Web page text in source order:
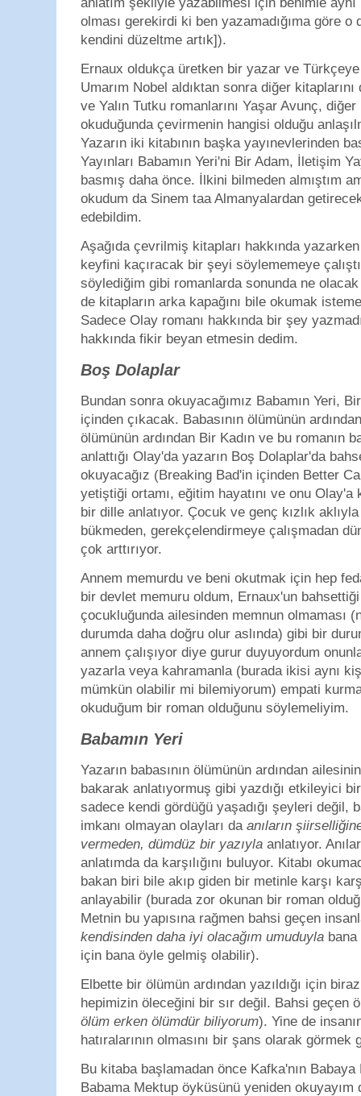
olması gerekirdi ki ben yazamadığıma göre
kendini düzeltme artık]).
Ernaux oldukça üretken bir yazar ve
Umarım Nobel aldıktan sonra diğer
ve Yalın Tutku romanlarını Yaşar Avunç,
okuduğunda çevirmenin hangisi olduğu
Yazarın iki kitabının başka yayınevlerinden
Yayınları Babamın Yeri'ni Bir Adam, İletişim
basmış daha önce. İlkini bilmeden almıştım
okudum da Sinem taa Almanyalardan
edebildim.
Aşağıda çevrilmiş kitapları hakkında
keyfini kaçıracak bir şeyi söylememeye
söylediğim gibi romanlarda sonunda ne
de kitapların arka kapağını bile okumak
Sadece Olay romanı hakkında bir şey
hakkında fikir beyan etmesin dedim.
Boş Dolaplar
Bundan sonra okuyacağımız Babamın Yeri,
içinden çıkacak. Babasının ölümünün
ölümünün ardından Bir Kadın ve bu romanın
anlattığı Olay'da yazarın Boş Dolaplar'da
okuyacağız (Breaking Bad'in içinden Better
yetiştiği ortamı, eğitim hayatını ve onu Olay'a
bir dille anlatıyor. Çocuk ve genç kızlık
bükmeden, gerekçelendirmeye çalışmadan
çok arttırıyor.
Annem memurdu ve beni okutmak için hep
bir devlet memuru oldum, Ernaux'un bahsettiği
çocukluğunda ailesinden memnun olmaması
durumda daha doğru olur aslında) gibi bir
annem çalışıyor diye gurur duyuyordum
yazarla veya kahramanla (burada ikisi aynı
mümkün olabilir mi bilemiyorum) empati
okuduğum bir roman olduğunu söylemeliyim.
Babamın Yeri
Yazarın babasının ölümünün ardından
bakarak anlatıyormuş gibi yazdığı etkileyici
sadece kendi gördüğü yaşadığı şeyleri değil,
imkanı olmayan olayları da anıların
vermeden, dümdüz bir yazıyla anlatıyor.
anlatımda da karşılığını buluyor. Kitabı
bakan biri bile akıp giden bir metinle karşı
anlayabilir (burada zor okunan bir roman
Metnin bu yapısına rağmen bahsi geçen
kendisinden daha iyi olacağım umuduyla
için bana öyle gelmiş olabilir).
Elbette bir ölümün ardından yazıldığı için
hepimizin öleceğini bir sır değil. Bahsi geçen
ölüm erken ölümdür biliyorum). Yine de
hatıralarının olmasını bir şans olarak
Bu kitaba başlamadan önce Kafka'nın
Babama Mektup öyküsünü yeniden okuyayım